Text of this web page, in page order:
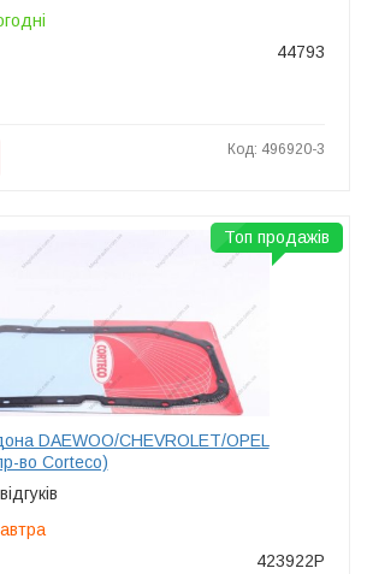
44793
Код: 496920-3
DAEWOO/CHEVROLET/OPEL
во Corteco)
423922P
Топ продажів